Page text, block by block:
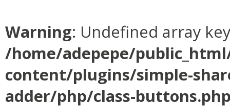
Warning: Undefined array
/home/adepepe/
content/plugins/simple-
adder/php/class-